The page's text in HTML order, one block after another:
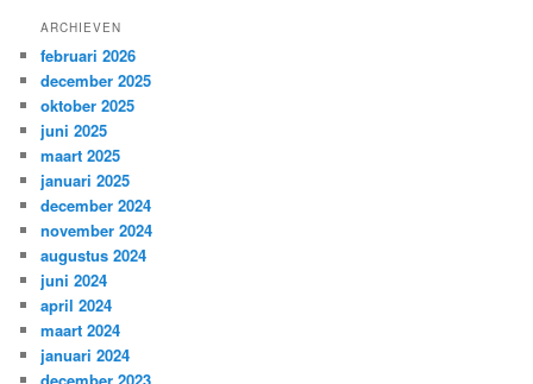
ARCHIEVEN
februari 2026
december 2025
oktober 2025
juni 2025
maart 2025
januari 2025
december 2024
november 2024
augustus 2024
juni 2024
april 2024
maart 2024
januari 2024
december 2023